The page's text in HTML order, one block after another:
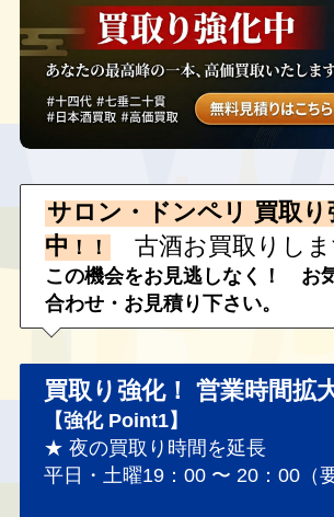
サロン・ドンペリ 買取り
中 ！！ 古酒お買取りしま
この機会をお見逃しなく！
お
合わせ・お見積り下さい。
買取り強化！ 営業時間拡
【強化 Point1】
★ 夜の買取り時間を延長
平日・土曜19：00 〜 20：00（